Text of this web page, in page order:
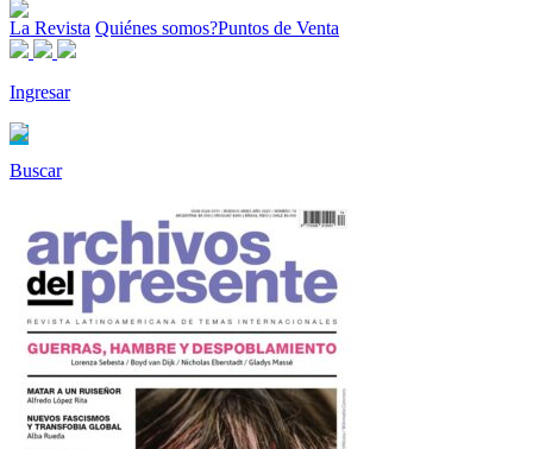
La Revista Quiénes somos?Puntos de Venta
Ingresar
Buscar